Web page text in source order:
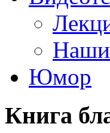
Наши
Юмор
Книга